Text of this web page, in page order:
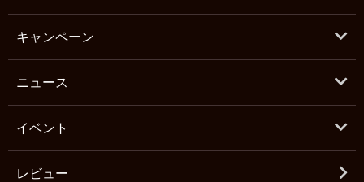
キャンペーン
ニュース
イベント
レビュー